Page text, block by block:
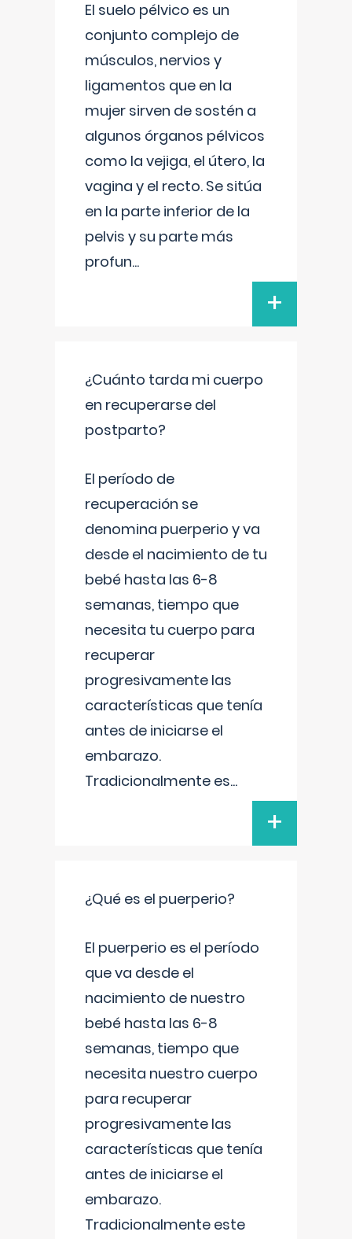
El suelo pélvico es un
conjunto complejo de
músculos, nervios y
ligamentos que en la
mujer sirven de sostén a
algunos órganos pélvicos
como la vejiga, el útero, la
vagina y el recto. Se sitúa
en la parte inferior de la
pelvis y su parte más
profun...
+
¿Cuánto tarda mi cuerpo
en recuperarse del
postparto?
El período de
recuperación se
denomina puerperio y va
desde el nacimiento de tu
bebé hasta las 6-8
semanas, tiempo que
necesita tu cuerpo para
recuperar
progresivamente las
características que tenía
antes de iniciarse el
embarazo.
Tradicionalmente es...
+
¿Qué es el puerperio?
El puerperio es el período
que va desde el
nacimiento de nuestro
bebé hasta las 6-8
semanas, tiempo que
necesita nuestro cuerpo
para recuperar
progresivamente las
características que tenía
antes de iniciarse el
embarazo.
Tradicionalmente este